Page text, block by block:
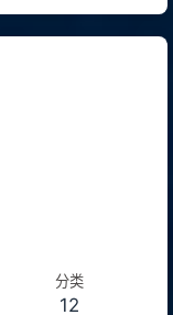
分类
12